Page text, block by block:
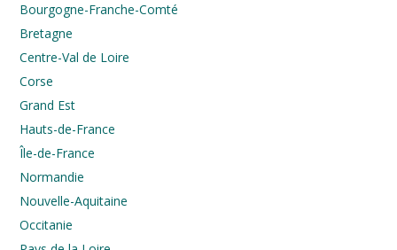
Bourgogne-Franche-Comté
Bretagne
Centre-Val de Loire
Corse
Grand Est
Hauts-de-France
Île-de-France
Normandie
Nouvelle-Aquitaine
Occitanie